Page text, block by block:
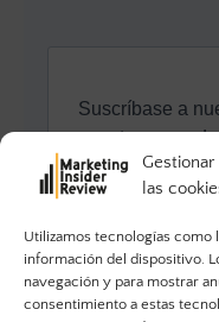
las
Utilizamos tecnologías como
información del dispositivo.
navegación y para mostrar
consentimiento a estas